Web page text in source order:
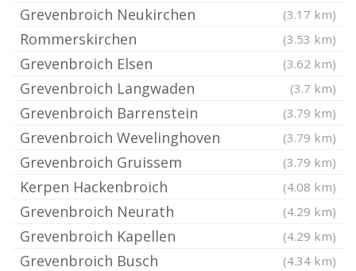
Grevenbroich Neukirchen (3.17 km)
Rommerskirchen (3.53 km)
Grevenbroich Elsen (3.62 km)
Grevenbroich Langwaden (3.7 km)
Grevenbroich Barrenstein (3.79 km)
Grevenbroich Wevelinghoven (3.79 km)
Grevenbroich Gruissem (3.79 km)
Kerpen Hackenbroich (4.08 km)
Grevenbroich Neurath (4.29 km)
Grevenbroich Kapellen (4.29 km)
Grevenbroich Busch (4.34 km)